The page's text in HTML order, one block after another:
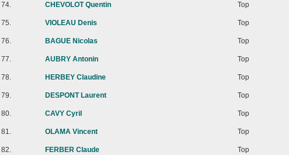
74. CHEVOLOT Quentin Top
75. VIOLEAU Denis Top
76. BAGUE Nicolas Top
77. AUBRY Antonin Top
78. HERBEY Claudine Top
79. DESPONT Laurent Top
80. CAVY Cyril Top
81. OLAMA Vincent Top
82. FERBER Claude Top